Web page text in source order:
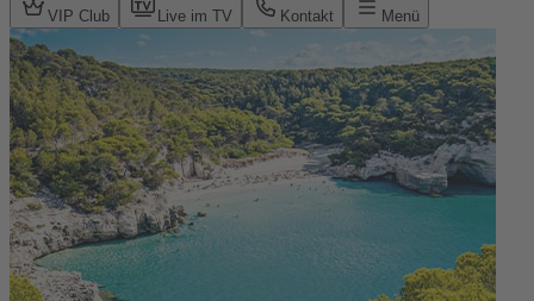
VIP Club Live im TV Kontakt Menü